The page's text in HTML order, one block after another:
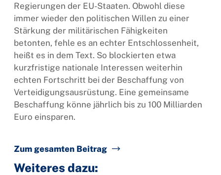
Regierungen der EU-Staaten. Obwohl diese
immer wieder den politischen Willen zu einer
Stärkung der militärischen Fähigkeiten
betonten, fehle es an echter Entschlossenheit,
heißt es in dem Text. So blockierten etwa
kurzfristige nationale Interessen weiterhin
echten Fortschritt bei der Beschaffung von
Verteidigungsausrüstung. Eine gemeinsame
Beschaffung könne jährlich bis zu 100 Milliarden
Euro einsparen.
Zum gesamten Beitrag
Weiteres dazu: